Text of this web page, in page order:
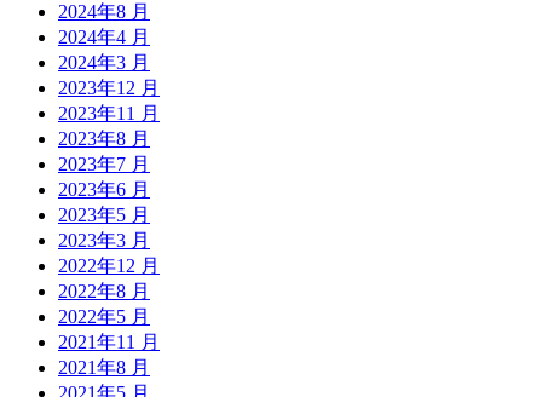
2024年8 月
2024年4 月
2024年3 月
2023年12 月
2023年11 月
2023年8 月
2023年7 月
2023年6 月
2023年5 月
2023年3 月
2022年12 月
2022年8 月
2022年5 月
2021年11 月
2021年8 月